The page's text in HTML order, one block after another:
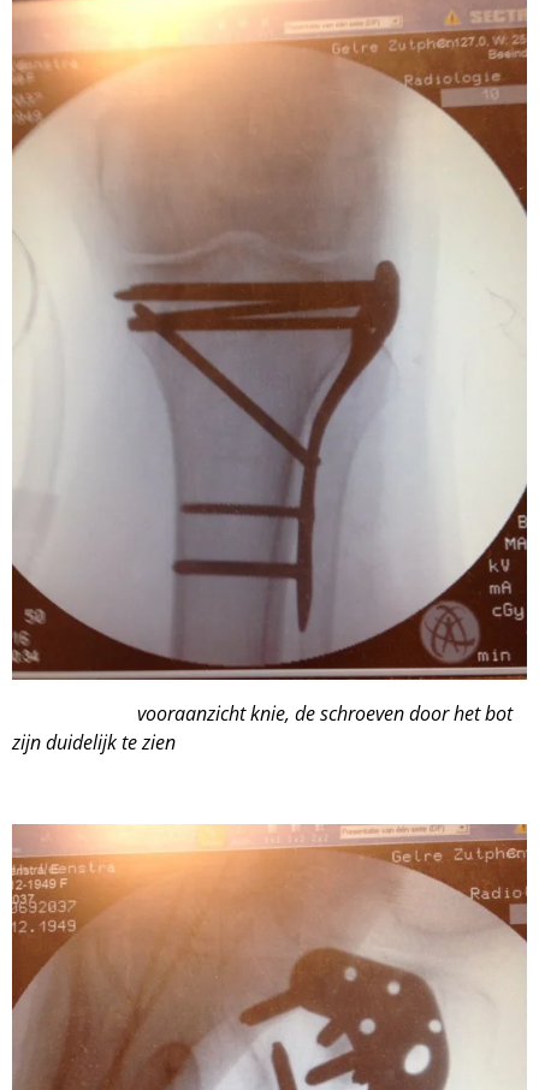
vooraanzicht knie, de schroeven door het bot
zijn duidelijk te zien